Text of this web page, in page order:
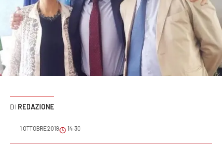
Economia e lavoro
Italia Mondo
Sanità
Cultura
Podcast
REDAZIONE
1 OTTOBRE 2019 14:30